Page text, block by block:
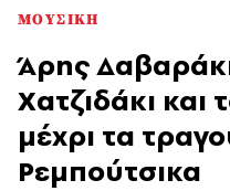
ΜΟΥΣΙΚΗ
Άρης
Χατζιδάκι και
μέχρι τα
Ρεμπούτσικα